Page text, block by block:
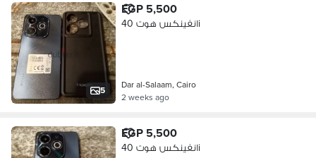
5
EGP 5,500
انفينكس هوت 40i
Dar al-Salaam, Cairo
2 weeks ago
EGP 5,500
انفينكس هوت 40i